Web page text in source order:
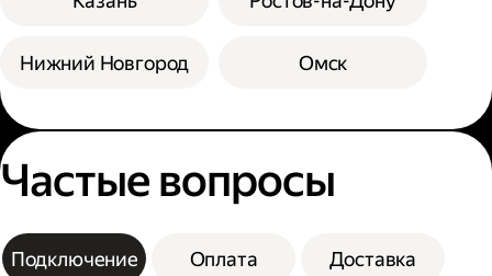
Нижний Новгород Омск
Частые вопросы
Подключение Оплата Доставка